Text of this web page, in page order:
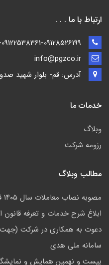
ارتباط با ما . . .
آدرس: قم- بلوار شهید صدوقی -
خدمات ما
وبلاگ
رزومه شرکت
مطالب وبلاگ
مصوبه نصاب معاملات سال ۱۴۰۵ قانون برگزاری مناقصات
ابلاغ شرح خدمات و تعرفه قانون
دعوت به همکاری در شرکت (جهت
سامانه ملی هدی
بیست و نهمین همایش و